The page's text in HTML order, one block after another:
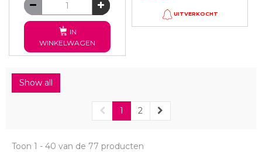
IN
WINKELWAGEN
UITVERKOCHT
Show all
1 2
Toon 1 - 40 van de 77 producten